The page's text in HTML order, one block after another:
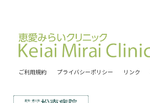
ご利用規約 プライバシーポリシー リンク